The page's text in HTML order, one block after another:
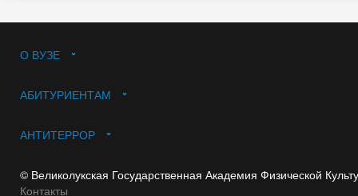
О ВУЗЕ
АБИТУРИЕНТАМ
АНТИТЕРРОР
© Великолукская Государственная Академия Физической
Контакты